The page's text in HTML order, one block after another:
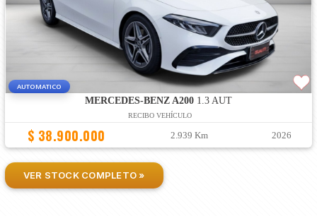
AUTOMATICO
MERCEDES-BENZ A2001.3 AUT
RECIBO VEHÍCULO
$ 38.900.000 2.939 Km 2026
VER STOCK COMPLETO »